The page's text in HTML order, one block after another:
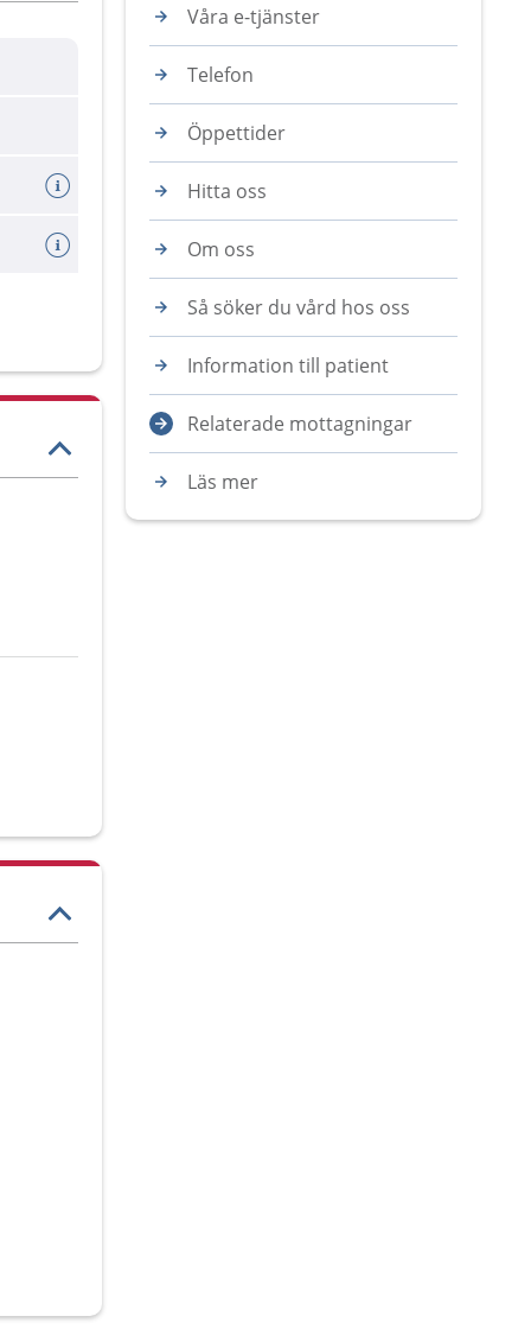
Våra e-tjänster
Telefon
Öppettider
Hitta oss
Om oss
Så söker du vård hos oss
Information till patient
Relaterade mottagningar
Läs mer